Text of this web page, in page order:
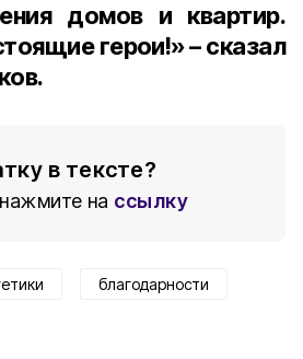
домов и квартир.
герои!» – сказал
в тексте?
на ссылку
благодарности